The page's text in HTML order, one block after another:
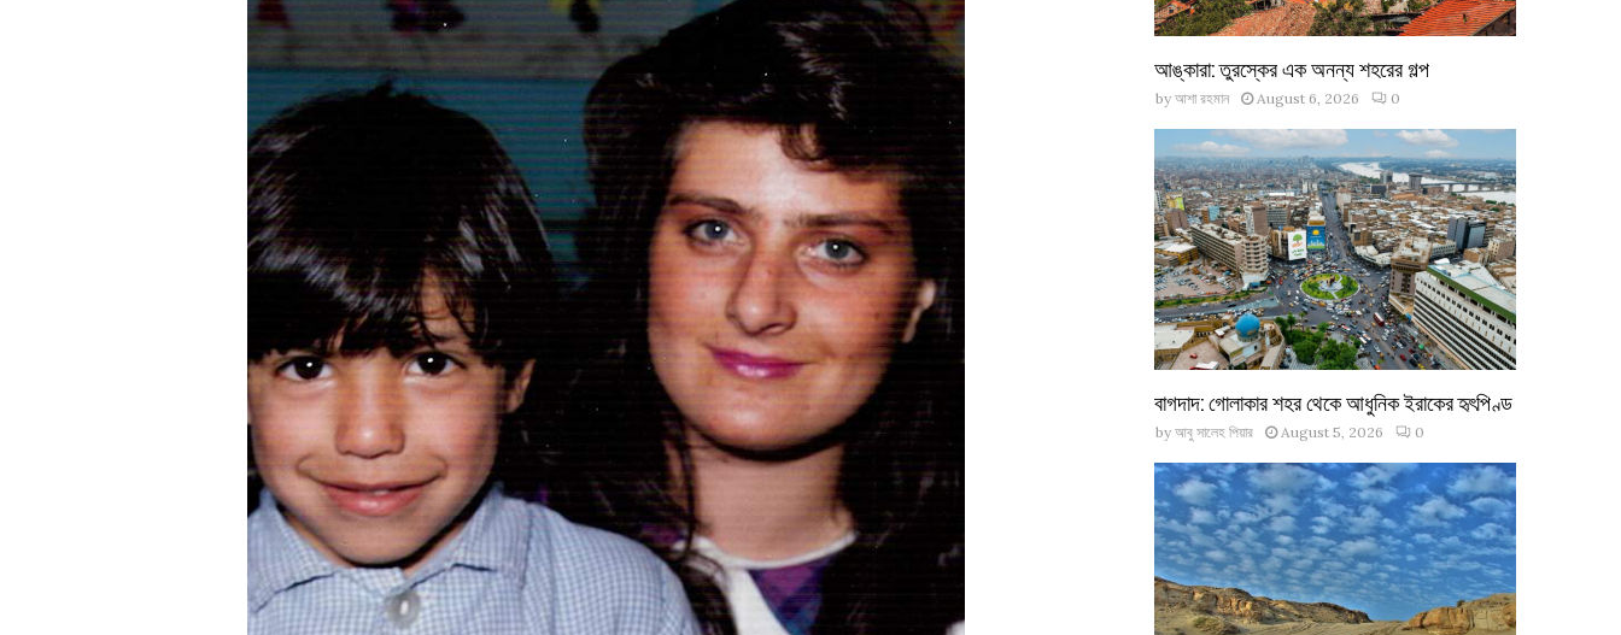
আঙ্কারা: তুরস্কের এক অনন্য শহরের গল্প
by আশা রহমান August 6, 2026 0
বাগদাদ: গোলাকার শহর থেকে আধুনিক ইরাকের হৃৎপিণ্ড
by আবু সালেহ পিয়ার August 5, 2026 0